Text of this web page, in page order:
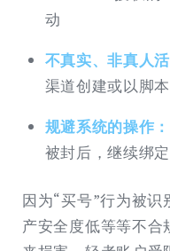
动
不真实、非真人
渠道创建或以脚
规避系统的操作：
被封后，继续绑
因为“买号”行为被
产安全度低等等不合